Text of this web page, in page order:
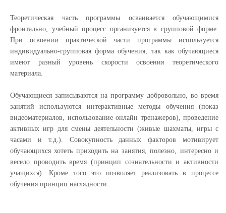
Теоретическая часть программы осваивается обучающимися
фронтально, учебный процесс организуется в групповой форме.
При освоении практической части программы используется
индивидуально-групповая форма обучения, так как обучающиеся
имеют разный уровень скорости освоения теоретического
материала.
Обучающиеся записываются на программу добровольно, во время
занятий используются интерактивные методы обучения (показ
видеоматериалов, использование онлайн тренажеров), проведение
активных игр для смены деятельности (живые шахматы, игры с
часами и т.д.). Совокупность данных факторов мотивирует
обучающихся хотеть приходить на занятия, полезно, интересно и
весело проводить время (принцип сознательности и активности
учащихся). Кроме того это позволяет реализовать в процессе
обучения принцип наглядности.